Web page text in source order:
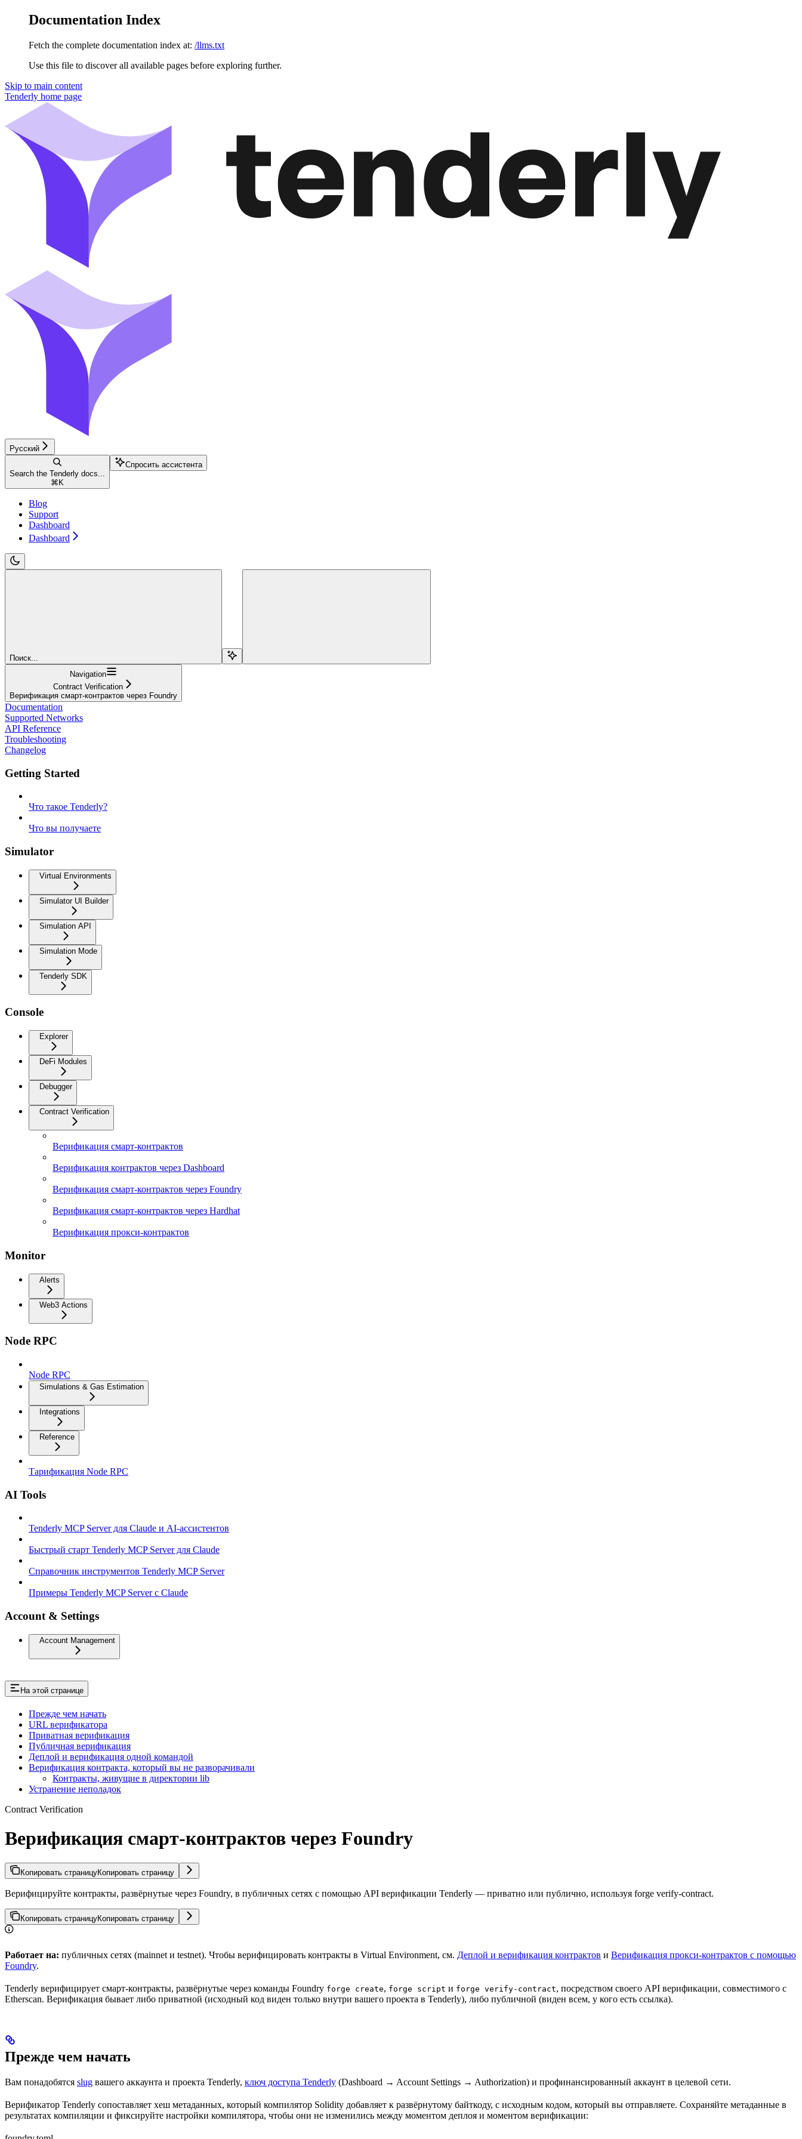
Documentation Index
Fetch the complete documentation index at: /llms.txt
Use this file to discover all available pages before exploring further.
Skip to main content
Tenderly home page
Русский
Search the Tenderly docs...
⌘ K
Спросить ассистента
Blog
Support
Dashboard
Dashboard
Поиск...
Navigation
Contract Verification
Верификация смарт-контрактов через Foundry
Documentation
Supported Networks
API Reference
Troubleshooting
Changelog
Getting Started
Что такое Tenderly?
Что вы получаете
Simulator
Virtual Environments
Simulator UI Builder
Simulation API
Simulation Mode
Tenderly SDK
Console
Explorer
DeFi Modules
Debugger
Contract Verification
Верификация смарт-контрактов
Верификация контрактов через Dashboard
Верификация смарт-контрактов через Foundry
Верификация смарт-контрактов через Hardhat
Верификация прокси-контрактов
Monitor
Alerts
Web3 Actions
Node RPC
Node RPC
Simulations & Gas Estimation
Integrations
Reference
Тарификация Node RPC
AI Tools
Tenderly MCP Server для Claude и AI-ассистентов
Быстрый старт Tenderly MCP Server для Claude
Справочник инструментов Tenderly MCP Server
Примеры Tenderly MCP Server с Claude
Account & Settings
Account Management
На этой странице
Прежде чем начать
URL верификатора
Приватная верификация
Публичная верификация
Деплой и верификация одной командой
Верификация контракта, который вы не разворачивали
Контракты, живущие в директории lib
Устранение неполадок
Contract Verification
Верификация смарт-контрактов через Foundry
Копировать страницуКопировать страницу
Верифицируйте контракты, развёрнутые через Foundry, в публичных сетях с помощью API верификации Tenderly — приватно или публично, используя forge verify-contract.
Копировать страницуКопировать страницу
Работает на: публичных сетях (mainnet и testnet). Чтобы верифицировать контракты в Virtual Environment, см. Деплой и верификация контрактов и Верификация прокси-контрактов с помощью
Foundry.
Tenderly верифицирует смарт-контракты, развёрнутые через команды Foundry forge create, forge script и forge verify-contract, посредством своего API верификации, совместимого с
Etherscan. Верификация бывает либо приватной (исходный код виден только внутри вашего проекта в Tenderly), либо публичной (виден всем, у кого есть ссылка).
Прежде чем начать
Вам понадобятся slug вашего аккаунта и проекта Tenderly, ключ доступа Tenderly (Dashboard → Account Settings → Authorization) и профинансированный аккаунт в целевой сети.
Верификатор Tenderly сопоставляет хеш метаданных, который компилятор Solidity добавляет к развёрнутому байткоду, с исходным кодом, который вы отправляете. Сохраняйте метаданные в
результатах компиляции и фиксируйте настройки компилятора, чтобы они не изменились между моментом деплоя и моментом верификации: